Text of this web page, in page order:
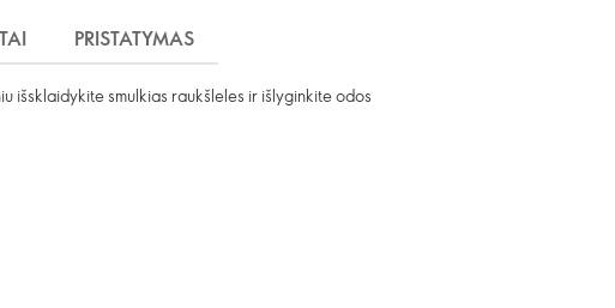
PRISTATYMAS
išsklaidykite smulkias raukšleles ir išlyginkite odos